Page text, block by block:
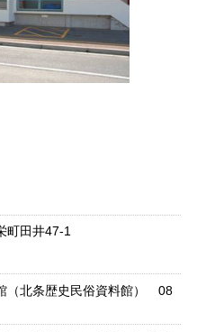
町田井47-1
（北条歴史民俗資料館） 08